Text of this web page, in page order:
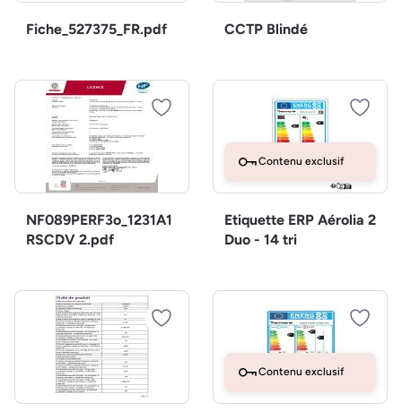
Fiche_527375_FR.pdf CCTP Blindé
NF089PERF3o_1231A1
RSCDV 2.pdf
Contenu exclusif
Etiquette ERP Aérolia 2
Duo - 14 tri
Contenu exclusif